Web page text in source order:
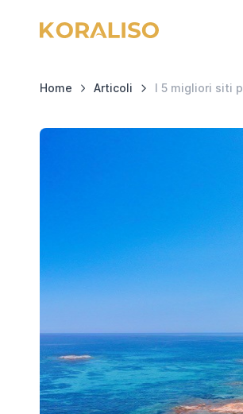
Home Articoli I 5 migliori siti